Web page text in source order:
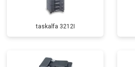
taskalfa 3212I